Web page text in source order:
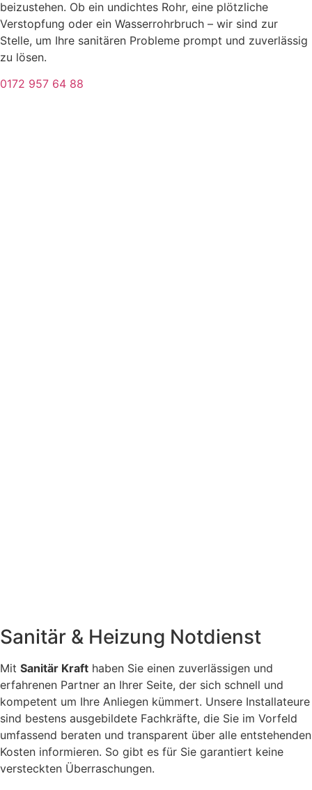
beizustehen. Ob ein undichtes Rohr, eine plötzliche
Verstopfung oder ein Wasserrohrbruch – wir sind zur
Stelle, um Ihre sanitären Probleme prompt und zuverlässig
zu lösen.
0172 957 64 88
Sanitär & Heizung Notdienst
Mit Sanitär Kraft haben Sie einen zuverlässigen und
erfahrenen Partner an Ihrer Seite, der sich schnell und
kompetent um Ihre Anliegen kümmert. Unsere Installateure
sind bestens ausgebildete Fachkräfte, die Sie im Vorfeld
umfassend beraten und transparent über alle entstehenden
Kosten informieren. So gibt es für Sie garantiert keine
versteckten Überraschungen.